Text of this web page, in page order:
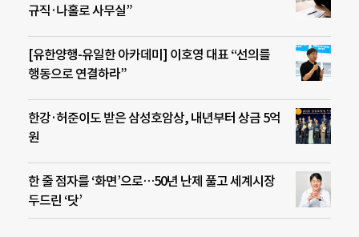
규직·나홀로 사무실”
[유한양행-유일한 아카데미] 이호영 대표 “선의를
행동으로 연결하라”
한강·허준이도 받은 삼성호암상, 내년부터 상금 5억
원
한 줄 점자를 ‘화면’으로…50년 난제 풀고 세계시장
두드린 ‘닷’